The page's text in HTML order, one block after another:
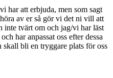
har att erbjuda, men som sagt
av er så gör vi det ni vill att
tvärt om och jag/vi har läst
har anpassat oss efter dessa
skall bli en tryggare plats för oss